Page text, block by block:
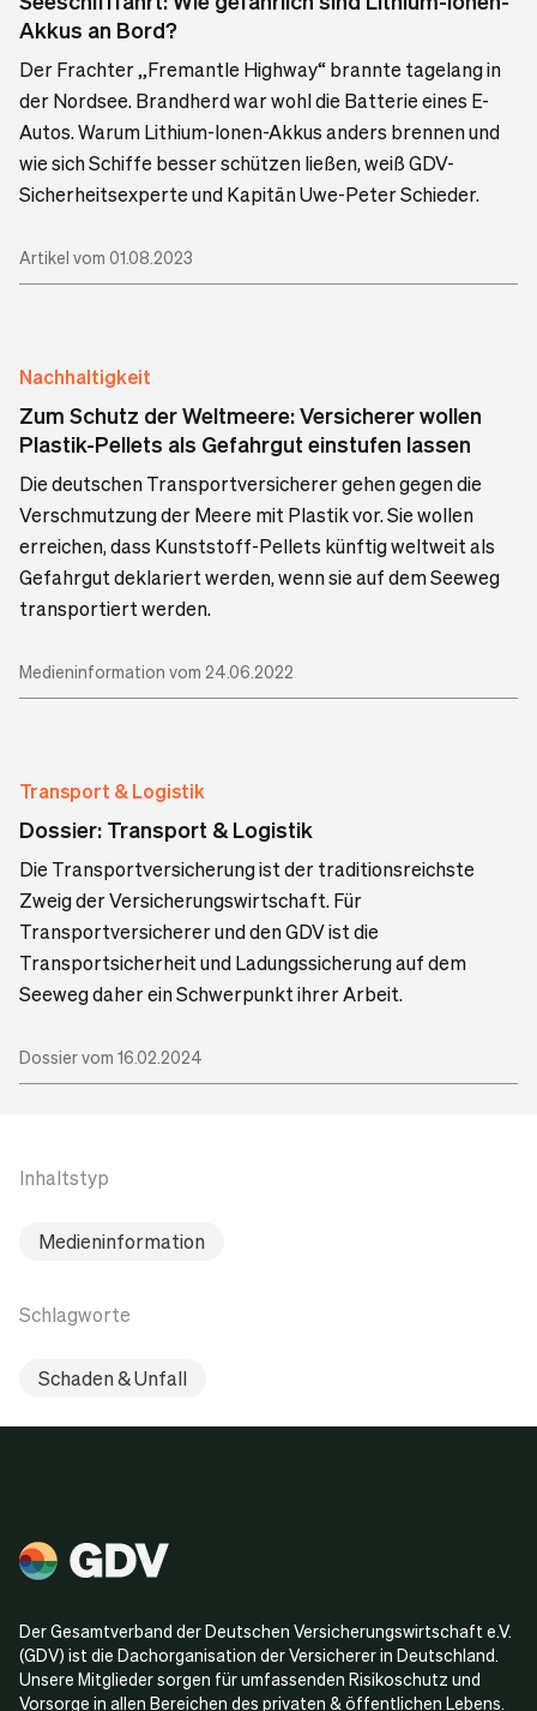
Akkus an Bord?
Der Frachter „Fremantle Highway“ brannte tagelang in
der Nordsee. Brandherd war wohl die Batterie eines E-
Autos. Warum Lithium-Ionen-Akkus anders brennen und
wie sich Schiffe besser schützen ließen, weiß GDV-
Sicherheitsexperte und Kapitän Uwe-Peter Schieder.
Artikel vom 01.08.2023
Nachhaltigkeit
Zum Schutz der Weltmeere: Versicherer wollen
Plastik-Pellets als Gefahrgut einstufen lassen
Die deutschen Transportversicherer gehen gegen die
Verschmutzung der Meere mit Plastik vor. Sie wollen
erreichen, dass Kunststoff-Pellets künftig weltweit als
Gefahrgut deklariert werden, wenn sie auf dem Seeweg
transportiert werden.
Medieninformation vom 24.06.2022
Transport & Logistik
Dossier: Transport & Logistik
Die Transportversicherung ist der traditionsreichste
Zweig der Versicherungswirtschaft. Für
Transportversicherer und den GDV ist die
Transportsicherheit und Ladungssicherung auf dem
Seeweg daher ein Schwerpunkt ihrer Arbeit.
Dossier vom 16.02.2024
Inhaltstyp
Medieninformation
Schlagworte
Schaden & Unfall
Der Gesamtverband der Deutschen Versicherungswirtschaft e.V.
(GDV) ist die Dachorganisation der Versicherer in Deutschland.
Unsere Mitglieder sorgen für umfassenden Risikoschutz und
Vorsorge in allen Bereichen des privaten & öffentlichen Lebens.